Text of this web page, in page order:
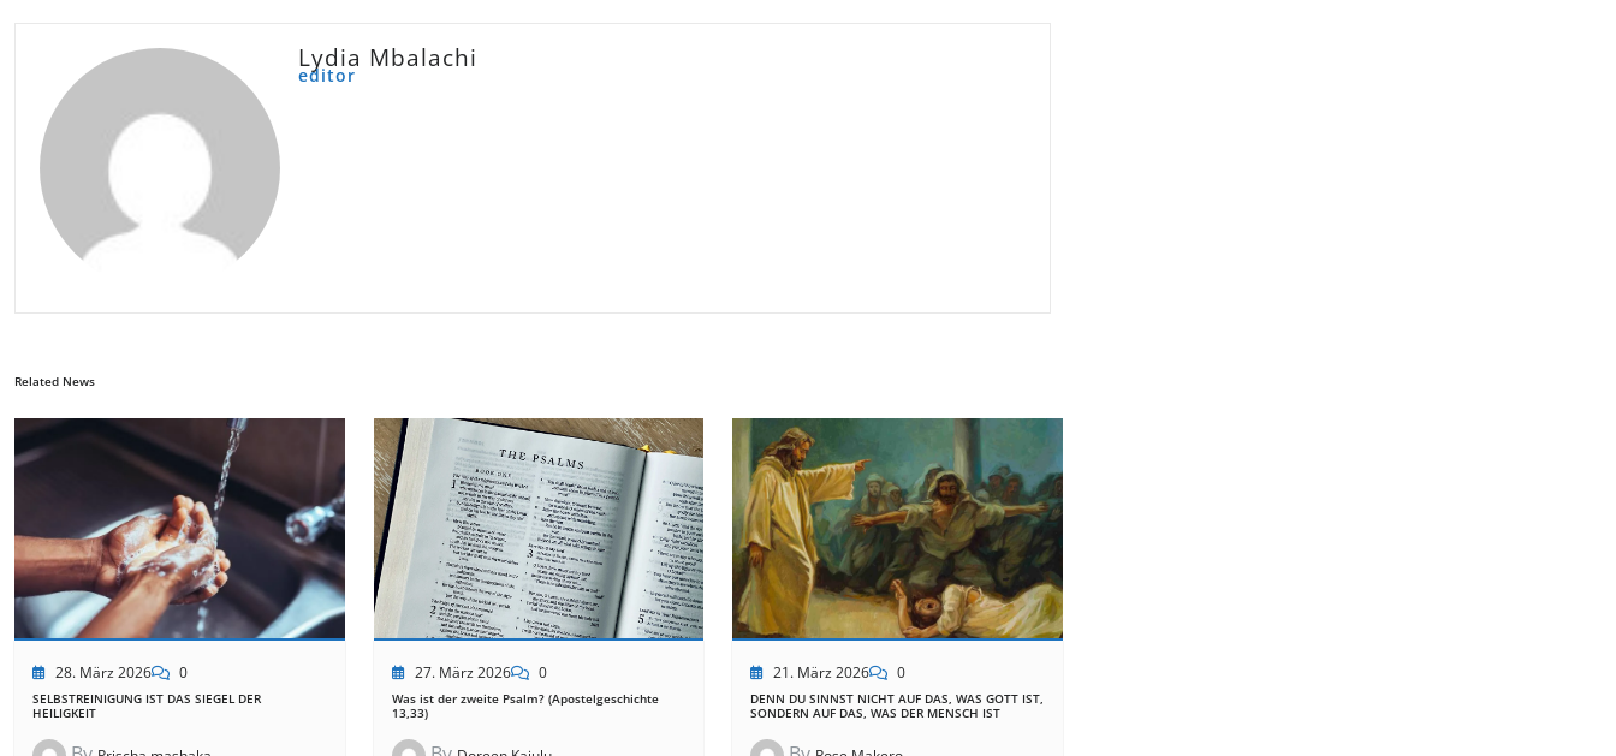
Lydia Mbalachi
editor
Related News
28. März 2026 0
SELBSTREINIGUNG IST DAS SIEGEL DER
HEILIGKEIT
27. März 2026 0
Was ist der zweite Psalm? (Apostelgeschichte
13,33)
21. März 2026 0
DENN DU SINNST NICHT AUF DAS, WAS GOTT IST,
SONDERN AUF DAS, WAS DER MENSCH IST